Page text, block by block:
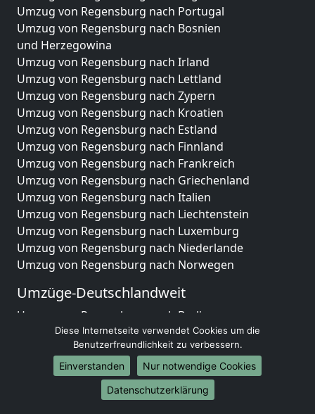
Umzug von Regensburg nach Portugal
Umzug von Regensburg nach Bosnien
und Herzegowina
Umzug von Regensburg nach Irland
Umzug von Regensburg nach Lettland
Umzug von Regensburg nach Zypern
Umzug von Regensburg nach Kroatien
Umzug von Regensburg nach Estland
Umzug von Regensburg nach Finnland
Umzug von Regensburg nach Frankreich
Umzug von Regensburg nach Griechenland
Umzug von Regensburg nach Italien
Umzug von Regensburg nach Liechtenstein
Umzug von Regensburg nach Luxemburg
Umzug von Regensburg nach Niederlande
Umzug von Regensburg nach Norwegen
Umzüge-Deutschlandweit
Umzug von Regensburg nach Berlin
Umzug von Regensburg nach Hamburg
Umzug von Regensburg nach München
Umzug von Regensburg nach Köln
Umzug von Regensburg nach Frankfurt am Main
Umzug von Regensburg nach Stuttgart
Diese Internetseite verwendet Cookies um die
Benutzerfreundlichkeit zu verbessern.
Einverstanden
Nur notwendige Cookies
Datenschutzerklärung